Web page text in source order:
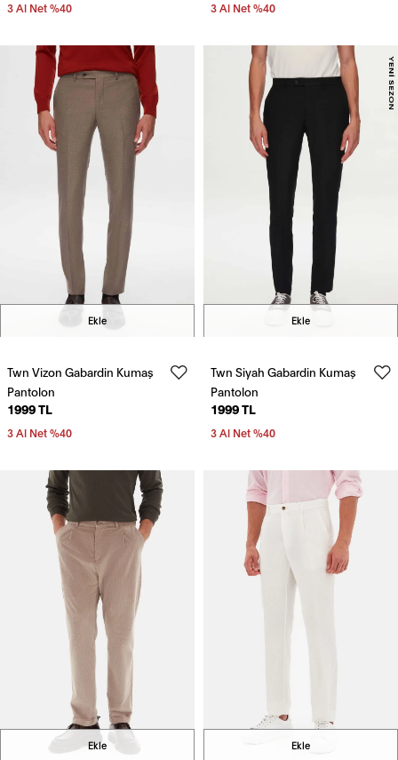
3 Al Net %40 3 Al Net %40
Ekle
Twn Vizon Gabardin Kumaş
Pantolon
1999 TL
3 Al Net %40
Ekle
Twn Siyah Gabardin Kumaş
Pantolon
1999 TL
3 Al Net %40
Ekle Ekle